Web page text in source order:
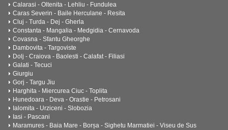
Calarasi - Oltenita - Lehliu - Fundulea
Caras Severin - Baile Herculane - Resita
Cluj - Turda - Dej - Gherla
Constanta - Mangalia - Medgidia - Cernavoda
Covasna - Sfantu Gheorghe
Dambovita - Targoviste
Dolj - Craiova - Baolesti - Calafat - Filiasi
Galati - Tecuci
Giurgiu
Gorj - Targu Jiu
Harghita - Miercurea Ciuc - Toplita
Hunedoara - Deva - Orastie - Petrosani
Ialomita - Urziceni - Slobozia
Iasi - Pascani
Maramures - Baia Mare - Borșa - Sighetu Marmatiei - Viseu de Sus